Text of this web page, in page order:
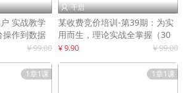
实战教学
操作到数据
¥ 99.00
 千启
某收费竞价培训-第39期：为实
用而生，理论实战全掌握（30
节课）
¥ 9.90 ¥ 99.00
1章1课 1章1课